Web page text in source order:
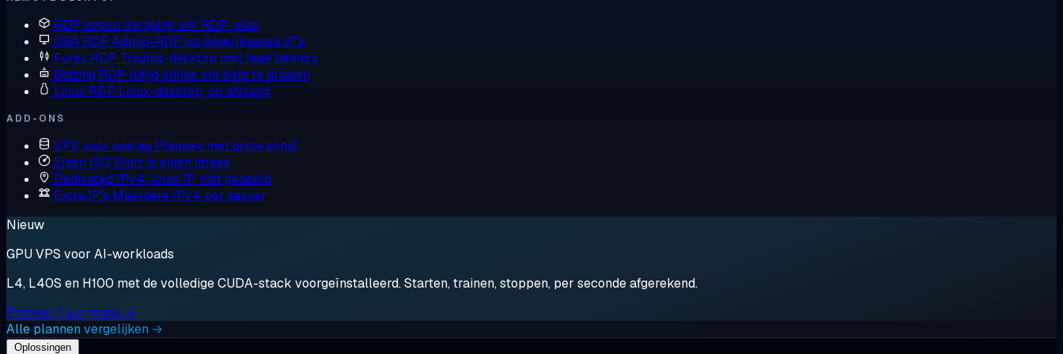
RDP kopen Vergelijk elk RDP-plan
USA RDP Admin-RDP op Amerikaanse IP's
Forex RDP Trading-desktop met lage latency
Botting RDP Altijd online om bots te draaien
Linux RDP Linux-desktop, op afstand
ADD-ONS
VPS voor opslag Plannen met grote schijf
Eigen ISO Start je eigen image
Dedicated IPv4 Jouw IP, niet gedeeld
Extra IP's Meerdere IPv4 per server
Nieuw
GPU VPS voor AI-workloads
L4, L40S en H100 met de volledige CUDA-stack voorgeïnstalleerd. Starten, trainen, stoppen, per seconde afgerekend.
Probeer 1 uur gratis →
Alle plannen vergelijken →